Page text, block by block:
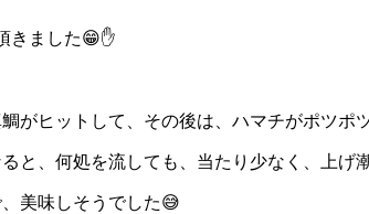
きました😁✋
がヒットして、その後は、ハマチがポツポ
と、何処を流しても、当たり少なく、上
美味しそうでした😅